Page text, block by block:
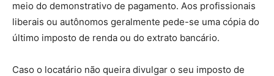
meio do demonstrativo de pagamento. Aos profissionais
liberais ou autônomos geralmente pede-se uma cópia do
último imposto de renda ou do extrato bancário.
Caso o locatário não queira divulgar o seu imposto de